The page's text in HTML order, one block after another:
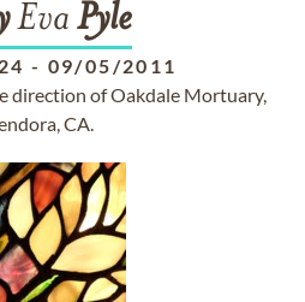
Eva Pyle
- 09/05/2011
direction of Oakdale Mortuary,
CA.